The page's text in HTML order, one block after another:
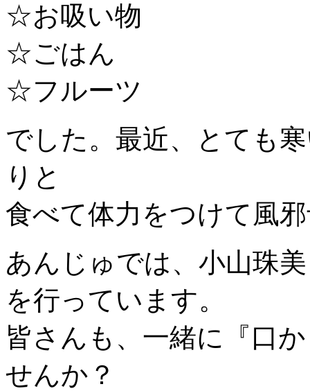
☆お吸い物
☆ごはん
☆フルーツ
でした。最近、とても
りと
食べて体力をつけて風
あんじゅでは、小山珠
を行っています。
皆さんも、一緒に『口
せんか？